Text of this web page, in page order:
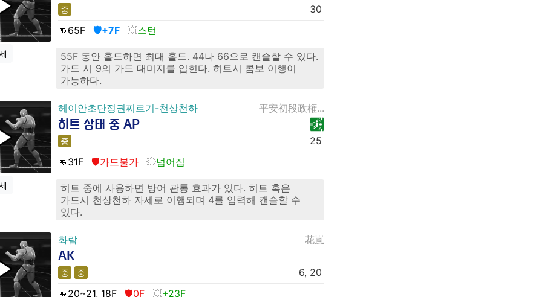
중
30
👊65F 🛡️+7F 스턴
55F 동안 홀드하면 최대 홀드. 44나 66으로 캔슬할 수 있다.
가드 시 9의 가드 대미지를 입힌다. 히트시 콤보 이행이
가능하다.
헤이안초단정권찌르기-천상천하 平安初段政権...
히트 상태 중 AP
중
25
👊31F 🛡️가드불가 넘어짐
히트 중에 사용하면 방어 관통 효과가 있다. 히트 혹은
가드시 천상천하 자세로 이행되며 4를 입력해 캔슬할 수
있다.
화람 花嵐
AK
중 중
6, 20
👊20~21, 18F 🛡️0F +23F